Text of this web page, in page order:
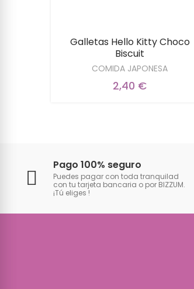
Galletas Hello Kitty Choco
Biscuit
COMIDA JAPONESA
2,40 €
Pago 100% seguro
Puedes pagar con toda tranquilad
con tu tarjeta bancaria o por BIZZUM.
¡Tú eliges !